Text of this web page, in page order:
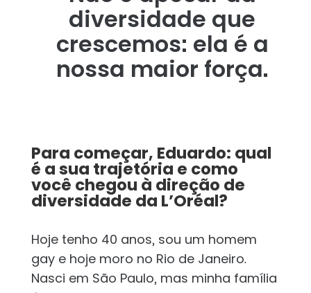
diversidade que
crescemos: ela é a
nossa maior força.
Para começar, Eduardo: qual
é a sua trajetória e como
você chegou à direção de
diversidade da L’Oréal?
Hoje tenho 40 anos, sou um homem
gay e hoje moro no Rio de Janeiro.
Nasci em São Paulo, mas minha família